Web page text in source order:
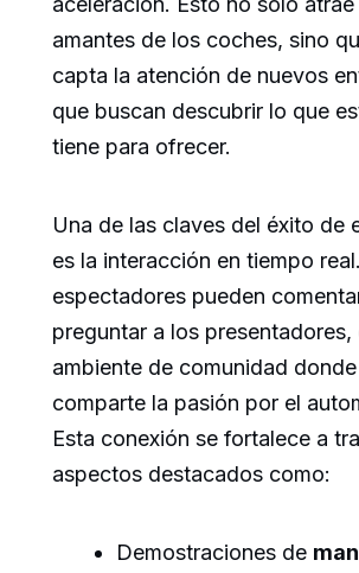
amantes de los coches, sino
capta la atención de nuevos
que buscan descubrir lo que
tiene para ofrecer.
Una de las claves del éxito de
es la interacción en tiempo
espectadores pueden
preguntar a los presentadores,
ambiente de comunidad
comparte la pasión por el
Esta conexión se fortalece a
aspectos destacados como:
Demostraciones de